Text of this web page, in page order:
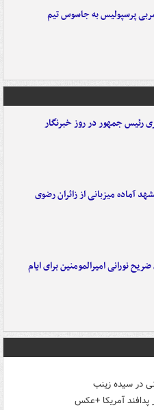
پرسپولیس به جاسوس تیم
جمهور در روز خبرنگار
آماده میزبانی از زائران رضوی
نورانی امیرالمومنین برای ایام
در سیده زینب